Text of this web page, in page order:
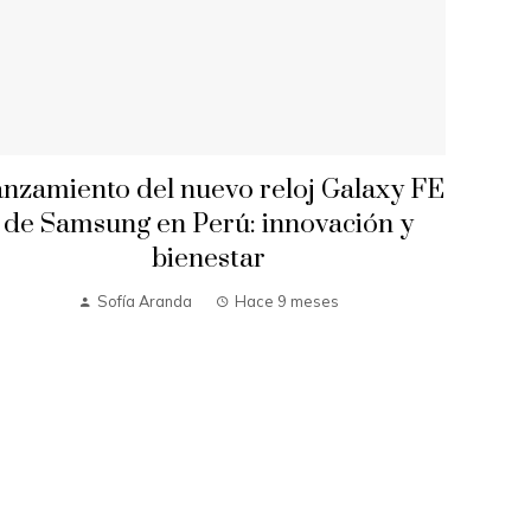
del nuevo reloj Galaxy FE
de Samsung en Perú: innovación y
bienestar
Sofía Aranda Hace 9 meses